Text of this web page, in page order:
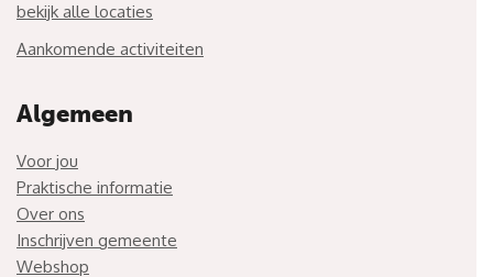
bekijk alle locaties
Aankomende activiteiten
Algemeen
Voor jou
Praktische informatie
Over ons
Inschrijven gemeente
Webshop